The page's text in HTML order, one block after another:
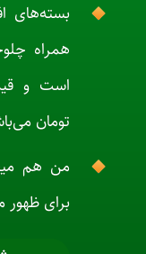
بسته‌های
همراه
تومان
من هم
برای